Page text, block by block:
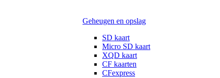
Geheugen en opslag
SD kaart
Micro SD kaart
XQD kaart
CF kaarten
CFexpress